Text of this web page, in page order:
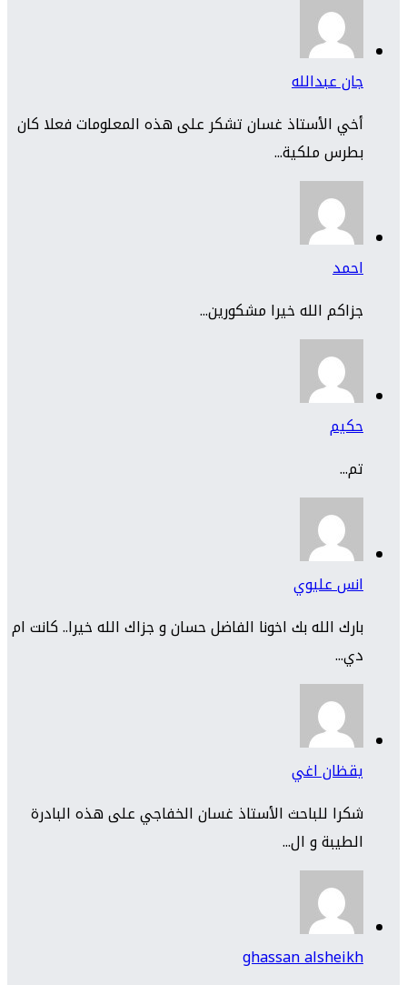
جان عبدالله
أخي الأستاذ غسان تشكر على هذه المعلومات فعلا كان
بطرس ملكية...
احمد
جزاكم الله خيرا مشكورين...
حكيم
تم...
انس عليوي
بارك الله بك اخونا الفاضل حسان و جزاك الله خيرا.. كانت ام
دي...
يقظان اغي
شكرا للباحث الأستاذ غسان الخفاجي على هذه البادرة
الطيبة و ال...
ghassan alsheikh